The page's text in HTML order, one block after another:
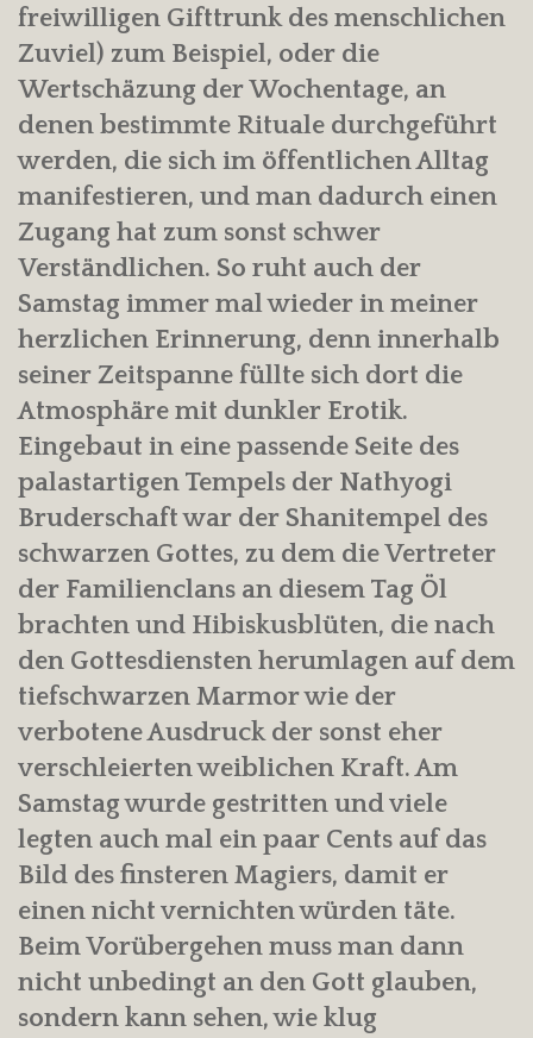
freiwilligen Gifttrunk des menschlichen
Zuviel) zum Beispiel, oder die
Wertschäzung der Wochentage, an
denen bestimmte Rituale durchgeführt
werden, die sich im öffentlichen Alltag
manifestieren, und man dadurch einen
Zugang hat zum sonst schwer
Verständlichen. So ruht auch der
Samstag immer mal wieder in meiner
herzlichen Erinnerung, denn innerhalb
seiner Zeitspanne füllte sich dort die
Atmosphäre mit dunkler Erotik.
Eingebaut in eine passende Seite des
palastartigen Tempels der Nathyogi
Bruderschaft war der Shanitempel des
schwarzen Gottes, zu dem die Vertreter
der Familienclans an diesem Tag Öl
brachten und Hibiskusblüten, die nach
den Gottesdiensten herumlagen auf dem
tiefschwarzen Marmor wie der
verbotene Ausdruck der sonst eher
verschleierten weiblichen Kraft. Am
Samstag wurde gestritten und viele
legten auch mal ein paar Cents auf das
Bild des finsteren Magiers, damit er
einen nicht vernichten würden täte.
Beim Vorübergehen muss man dann
nicht unbedingt an den Gott glauben,
sondern kann sehen, wie klug